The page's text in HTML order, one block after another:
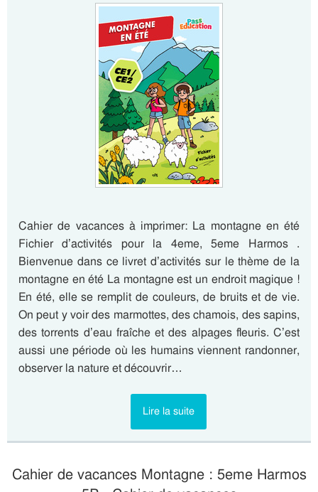
Cahier de vacances à imprimer: La montagne en été
Fichier d’activités pour la 4eme, 5eme Harmos .
Bienvenue dans ce livret d’activités sur le thème de la
montagne en été La montagne est un endroit magique !
En été, elle se remplit de couleurs, de bruits et de vie.
On peut y voir des marmottes, des chamois, des sapins,
des torrents d’eau fraîche et des alpages fleuris. C’est
aussi une période où les humains viennent randonner,
observer la nature et découvrir…
Lire la suite
Cahier de vacances Montagne : 5eme Harmos